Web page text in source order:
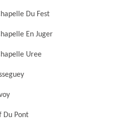
Du Fest
En Juger
Uree
Du Pont